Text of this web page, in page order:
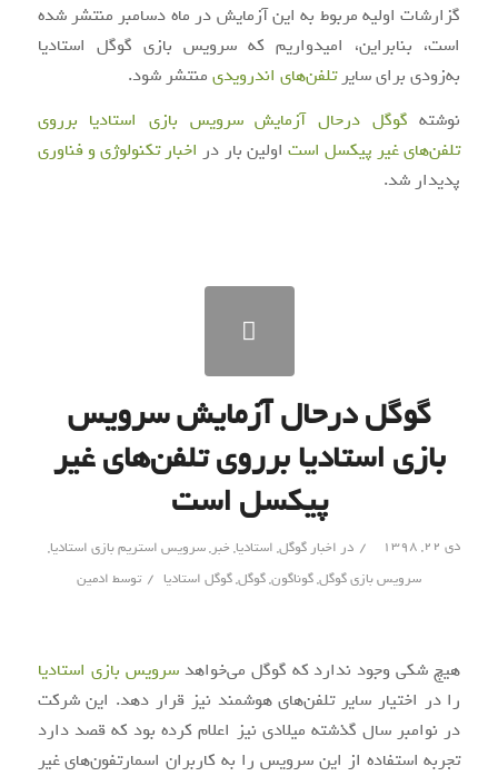
گزارشات اولیه مربوط به این آزمایش در ماه دسامبر منتشر شده
است، بنابراین، امیدواریم که سرویس بازی گوگل استادیا
به‌زودی برای سایرتلفن‌های اندرویدیمنتشر شود.
نوشته گوگل درحال آزمایش سرویس بازی استادیا برروی
تلفن‌های غیر پیکسل است اولین بار در اخبار تکنولوژی و فناوری
پدیدار شد.
گوگل درحال آزمایش سرویس
بازی استادیا برروی تلفن‌های غیر
پیکسل است
دی ۲۲, ۱۳۹۸ / در اخبار گوگل, استادیا,خبر,سرویس استریم بازی استادیا,
سرویس بازی گوگل,گوناگون,گوگل,گوگل استادیا / توسط ادمین
هیچ شکی وجود ندارد که گوگل می‌خواهدسرویس بازی استادیا
را در اختیار سایر تلفن‌های هوشمند نیز قرار دهد. این شرکت
در نوامبر سال گذشته میلادی نیز اعلام کرده بود که قصد دارد
تجربه استفاده از این سرویس را به کاربران اسمارتفون‌های غیر